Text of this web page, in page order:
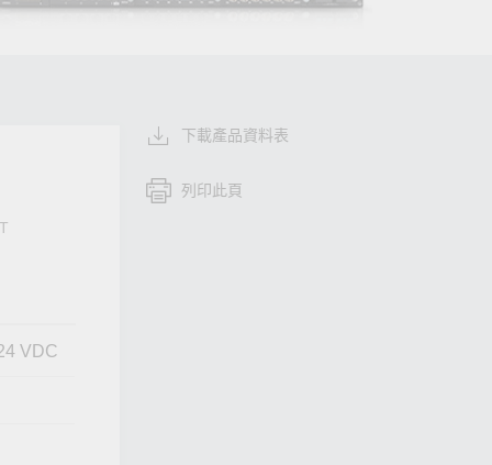
與
如何引領能源轉型，打造更潔
專家對工業網路安全
成，我們發展 Moxa 人才小聯
VDC
下載產品資料表
列印此頁